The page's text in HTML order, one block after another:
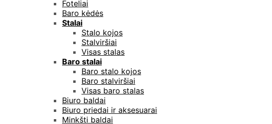
Foteliai
Baro kėdės
Stalai
Stalo kojos
Stalviršiai
Visas stalas
Baro stalai
Baro stalo kojos
Baro stalviršiai
Visas baro stalas
Biuro baldai
Biuro priedai ir aksesuarai
Minkšti baldai